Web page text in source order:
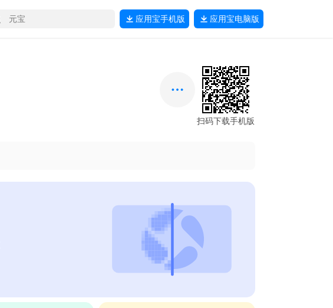
应用宝手机版 应用宝电脑版
扫码下载手机版